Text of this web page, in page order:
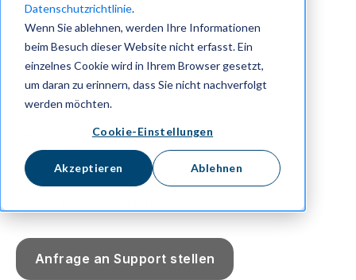
Datenschutzrichtlinie.
Wenn Sie ablehnen, werden Ihre Informationen
beim Besuch dieser Website nicht erfasst. Ein
einzelnes Cookie wird in Ihrem Browser gesetzt,
um daran zu erinnern, dass Sie nicht nachverfolgt
werden möchten.
Cookie-Einstellungen
Akzeptieren Ablehnen
Unternehmensidentifikationsnummer: CHE
Geschäftsführer: Pierrine Auberson; Benjamin
François Schilz
Anfrage an Support stellen